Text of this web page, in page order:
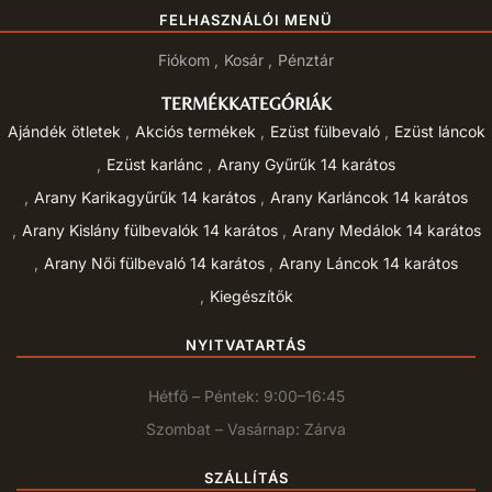
FELHASZNÁLÓI MENÜ
Fiókom Kosár Pénztár
TERMÉKKATEGÓRIÁK
Ajándék ötletek Akciós termékek Ezüst fülbevaló
Ezüst láncok
Ezüst karlánc
Arany Gyűrűk 14 karátos
Arany Karikagyűrűk 14 karátos
Arany Karláncok 14 karátos
Arany Kislány fülbevalók 14 karátos
Arany Medálok 14 karátos
Arany Női fülbevaló 14 karátos
Arany Láncok 14 karátos
Kiegészítők
NYITVATARTÁS
Hétfő – Péntek: 9:00–16:45
Szombat – Vasárnap: Zárva
SZÁLLÍTÁS